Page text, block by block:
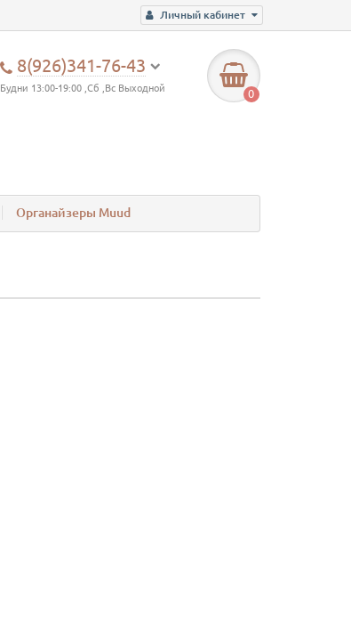
Личный кабинет
8(926)341-76-43
Будни 13:00-19:00 ,Сб ,Вс Выходной 0
Органайзеры Muud